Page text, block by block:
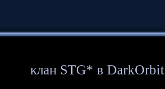
клан STG* в DarkOrbit